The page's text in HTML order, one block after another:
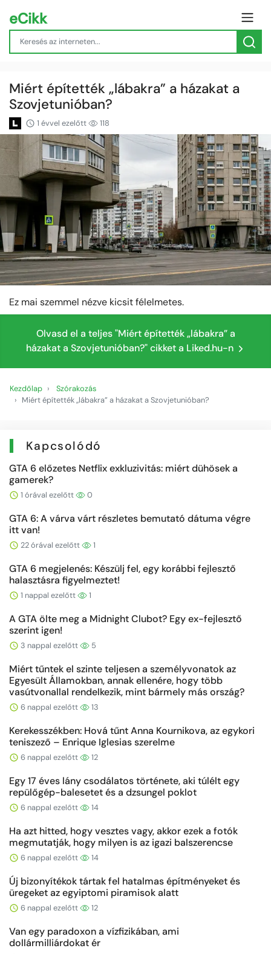
eCikk
Miért építették „lábakra” a házakat a
Szovjetunióban?
1 évvel ezelőtt 118
Ez mai szemmel nézve kicsit félelmetes.
Olvasd el a teljes "Miért építették „lábakra” a
házakat a Szovjetunióban?" cikket a Liked.hu-n
Kezdőlap
Szórakozás
Miért építették „lábakra” a házakat a Szovjetunióban?
Kapcsolódó
GTA 6 előzetes Netflix exkluzivitás: miért dühösek a
gamerek?
1 órával ezelőtt 0
GTA 6: A várva várt részletes bemutató dátuma végre
itt van!
22 órával ezelőtt 1
GTA 6 megjelenés: Készülj fel, egy korábbi fejlesztő
halasztásra figyelmeztet!
1 nappal ezelőtt 1
A GTA ölte meg a Midnight Clubot? Egy ex-fejlesztő
szerint igen!
3 nappal ezelőtt 5
Miért tűntek el szinte teljesen a személyvonatok az
Egyesült Államokban, annak ellenére, hogy több
vasútvonallal rendelkezik, mint bármely más ország?
6 nappal ezelőtt 13
Kerekesszékben: Hová tűnt Anna Kournikova, az egykori
teniszező – Enrique Iglesias szerelme
6 nappal ezelőtt 12
Egy 17 éves lány csodálatos története, aki túlélt egy
repülőgép-balesetet és a dzsungel poklot
6 nappal ezelőtt 14
Ha azt hitted, hogy vesztes vagy, akkor ezek a fotók
megmutatják, hogy milyen is az igazi balszerencse
6 nappal ezelőtt 14
Új bizonyítékok tártak fel hatalmas építményeket és
üregeket az egyiptomi piramisok alatt
6 nappal ezelőtt 12
Van egy paradoxon a vízfizikában, ami
dollármilliárdokat ér